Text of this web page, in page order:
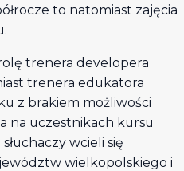
to natomiast zajęcia
trenera developera
trenera edukatora
z brakiem możliwości
na uczestnikach kursu
wcieli się
wielkopolskiego i